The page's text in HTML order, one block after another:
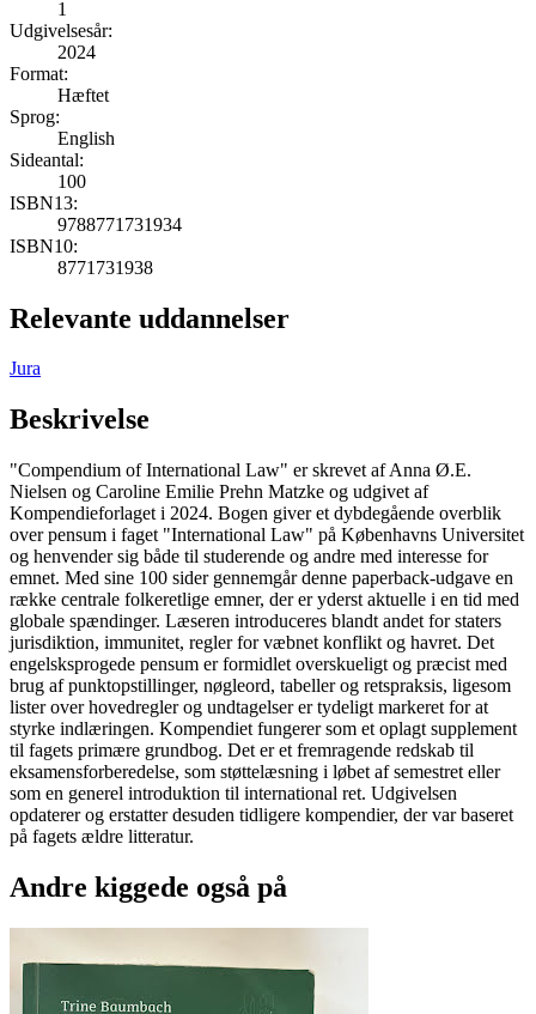
1
Udgivelsesår:
2024
Format:
Hæftet
Sprog:
English
Sideantal:
100
ISBN13:
9788771731934
ISBN10:
8771731938
Relevante uddannelser
Jura
Beskrivelse
"Compendium of International Law" er skrevet af Anna Ø.E.
Nielsen og Caroline Emilie Prehn Matzke og udgivet af
Kompendieforlaget i 2024. Bogen giver et dybdegående overblik
over pensum i faget "International Law" på Københavns Universitet
og henvender sig både til studerende og andre med interesse for
emnet. Med sine 100 sider gennemgår denne paperback-udgave en
række centrale folkeretlige emner, der er yderst aktuelle i en tid med
globale spændinger. Læseren introduceres blandt andet for staters
jurisdiktion, immunitet, regler for væbnet konflikt og havret. Det
engelsksprogede pensum er formidlet overskueligt og præcist med
brug af punktopstillinger, nøgleord, tabeller og retspraksis, ligesom
lister over hovedregler og undtagelser er tydeligt markeret for at
styrke indlæringen. Kompendiet fungerer som et oplagt supplement
til fagets primære grundbog. Det er et fremragende redskab til
eksamensforberedelse, som støttelæsning i løbet af semestret eller
som en generel introduktion til international ret. Udgivelsen
opdaterer og erstatter desuden tidligere kompendier, der var baseret
på fagets ældre litteratur.
Andre kiggede også på